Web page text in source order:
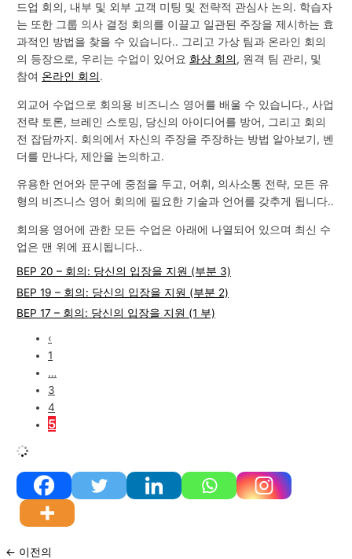
드업 회의, 내부 및 외부 고객 미팅 및 전략적 관심사 논의. 학습자
는 또한 그룹 의사 결정 회의를 이끌고 일관된 주장을 제시하는 효
과적인 방법을 찾을 수 있습니다.. 그리고 가상 팀과 온라인 회의
의 등장으로, 우리는 수업이 있어요 화상 회의, 원격 팀 관리, 및
참여 온라인 회의.
외교어 수업으로 회의용 비즈니스 영어를 배울 수 있습니다., 사업
전략 토론, 브레인 스토밍, 당신의 아이디어를 방어, 그리고 회의
전 잡담까지. 회의에서 자신의 주장을 주장하는 방법 알아보기, 벤
더를 만나다, 제안을 논의하고.
유용한 언어와 문구에 중점을 두고, 어휘, 의사소통 전략, 모든 유
형의 비즈니스 영어 회의에 필요한 기술과 언어를 갖추게 됩니다..
회의용 영어에 관한 모든 수업은 아래에 나열되어 있으며 최신 수
업은 맨 위에 표시됩니다..
BEP 20 – 회의: 당신의 입장을 지원 (부분 3)
BEP 19 – 회의: 당신의 입장을 지원 (부분 2)
BEP 17 – 회의: 당신의 입장을 지원 (1 부)
‹
1
…
3
4
5
← 이전의